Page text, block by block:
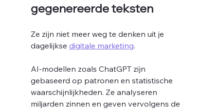
gegenereerde teksten
Ze zijn niet meer weg te denken uit je
dagelijkse digitale marketing.
AI-modellen zoals ChatGPT zijn
gebaseerd op patronen en statistische
waarschijnlijkheden. Ze analyseren
miljarden zinnen en geven vervolgens de